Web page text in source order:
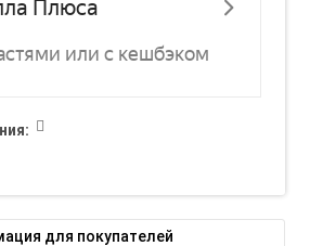
для покупателей